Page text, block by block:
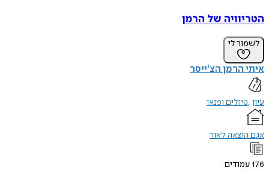
הטריוויה של הרמן
לשמור לי
איתי הרמן הצ'ייסר
עיון טיולים ופנאי
אגם הוצאה לאור
176עמודים